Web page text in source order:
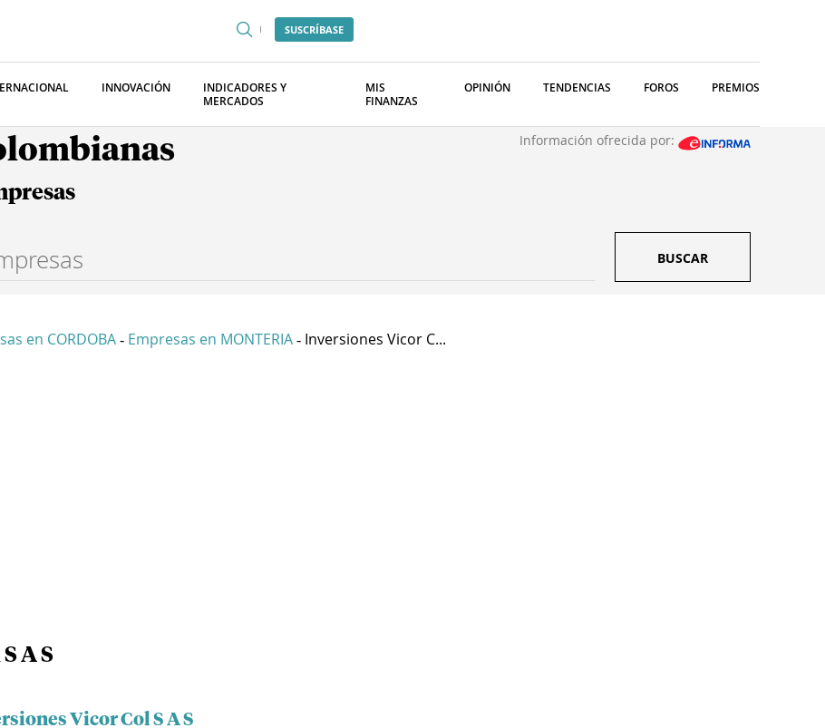
SUSCRÍBASE
INNOVACIÓN
INDICADORES Y
MERCADOS
MIS
FINANZAS
OPINIÓN TENDENCIAS FOROS PREMIOS
Información ofrecida por:
BUSCAR
en CORDOBA - Empresas en MONTERIA - Inversiones Vicor C...
A S
Vicor Col S A S